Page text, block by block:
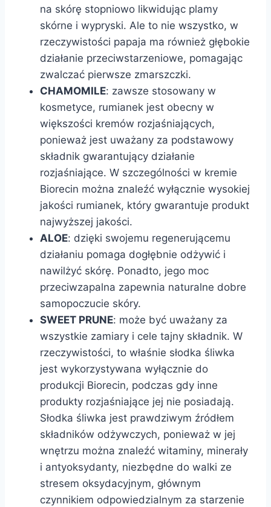
na skórę stopniowo likwidując plamy
skórne i wypryski. Ale to nie wszystko, w
rzeczywistości papaja ma również głębokie
działanie przeciwstarzeniowe, pomagając
zwalczać pierwsze zmarszczki.
CHAMOMILE: zawsze stosowany w
kosmetyce, rumianek jest obecny w
większości kremów rozjaśniających,
ponieważ jest uważany za podstawowy
składnik gwarantujący działanie
rozjaśniające. W szczególności w kremie
Biorecin można znaleźć wyłącznie wysokiej
jakości rumianek, który gwarantuje produkt
najwyższej jakości.
ALOE: dzięki swojemu regenerującemu
działaniu pomaga dogłębnie odżywić i
nawilżyć skórę. Ponadto, jego moc
przeciwzapalna zapewnia naturalne dobre
samopoczucie skóry.
SWEET PRUNE: może być uważany za
wszystkie zamiary i cele tajny składnik. W
rzeczywistości, to właśnie słodka śliwka
jest wykorzystywana wyłącznie do
produkcji Biorecin, podczas gdy inne
produkty rozjaśniające jej nie posiadają.
Słodka śliwka jest prawdziwym źródłem
składników odżywczych, ponieważ w jej
wnętrzu można znaleźć witaminy, minerały
i antyoksydanty, niezbędne do walki ze
stresem oksydacyjnym, głównym
czynnikiem odpowiedzialnym za starzenie